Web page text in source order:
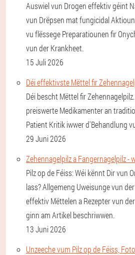
Auswiel vun Drogen effektiv géint
vun Drëpsen mat fungicidal
vu flëssege Preparatiounen fir
vun der Krankheet.
15 Juli 2026
Déi effektivste Mëttel fir
Déi bescht Mëttel fir
preiswerte Medikamenter an
Patient Kritik iwwer d'Behandlung
29 Juni 2026
Zehennagelpilz a Fangernagelpilz -
Pilz op de Féiss: Wéi kënnt Dir vun
lass? Allgemeng Uweisunge vun
effektiv Mëttelen a Rezepter vun
ginn am Artikel beschriwwen.
13 Juni 2026
Unzeeche vum Pilz op de Féiss,